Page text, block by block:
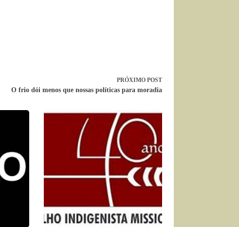
PRÓXIMO POST
O frio dói menos que nossas políticas para moradia